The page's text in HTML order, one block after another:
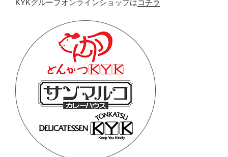
KYKグループオンラインショップはコチラ